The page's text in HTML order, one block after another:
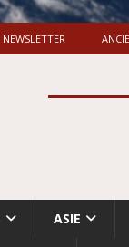
NEWSLETTER
ASIE